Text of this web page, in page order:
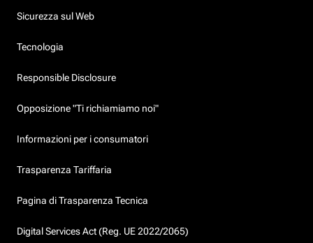
Sicurezza sul Web
Tecnologia
Responsible Disclosure
Opposizione "Ti richiamiamo noi"
Informazioni per i consumatori
Trasparenza Tariffaria
Pagina di Trasparenza Tecnica
Digital Services Act (Reg. UE 2022/2065)